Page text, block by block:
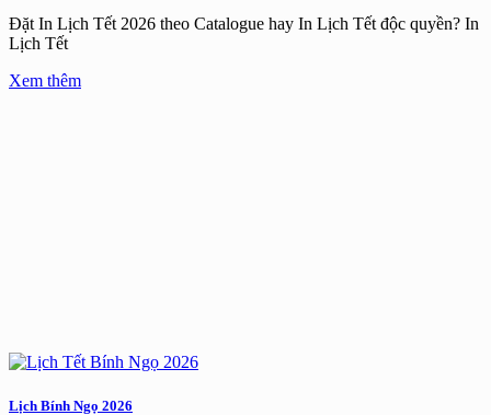
Đặt In Lịch Tết 2026 theo Catalogue hay In Lịch Tết độc quyền? In
Lịch Tết
Xem thêm
Lịch Bính Ngọ 2026